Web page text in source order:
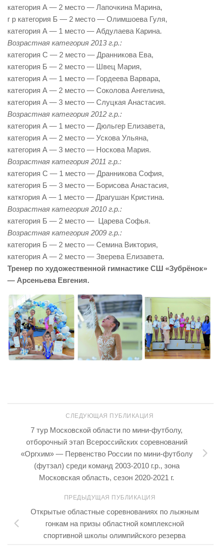
категория А — 2 место — Лапочкина Марина,
г р категория Б — 2 место — Олимшоева Гуля,
категория А — 1 место — Абдулаева Карина.
Возрастная категория 2013 г.р.:
категория С — 2 место — Дранникова Ева,
категория Б — 2 место — Швец Мария,
категория А — 1 место — Гордеева Варвара,
категория А — 2 место — Соколова Ангелина,
категория А — 3 место — Слуцкая Анастасия.
Возрастная категория 2012 г.р.:
категория А — 1 место — Дюльгер Елизавета,
категория А — 2 место — Ускова Ульяна,
категория А — 3 место — Носкова Мария.
Возрастная категория 2011 г.р.:
категория С — 1 место — Дранникова София,
категория Б — 3 место — Борисова Анастасия,
каткгория А — 1 место — Драгушан Кристина.
Возрастная категория 2010 г.р.:
категория Б — 2 место — Царева Софья.
Возрастная категория 2009 г.р.:
категория Б — 2 место — Семина Виктория,
категория А — 2 место — Зверева Елизавета.
Тренер по художественной гимнастике СШ «Зубрёнок»
— Арсеньева Евгения.
СЛЕДУЮЩАЯ ПУБЛИКАЦИЯ
7 тур Московской области по мини-футболу,
отборочный этап Всероссийских соревнований
«Оргхим» — Первенство России по мини-футболу
(футзал) среди команд 2003-2010 г.р., зона
Московская область, сезон 2020-2021 г.
ПРЕДЫДУЩАЯ ПУБЛИКАЦИЯ
Открытые областные соревнованиях по лыжным
гонкам на призы областной комплексной
спортивной школы олимпийского резерва